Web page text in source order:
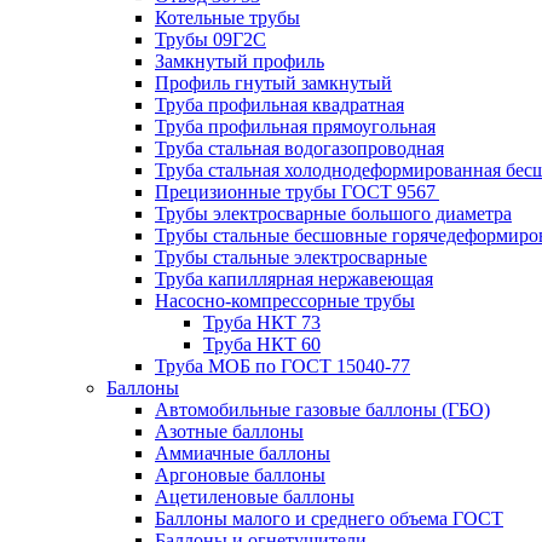
Котельные трубы
Трубы 09Г2С
Замкнутый профиль
Профиль гнутый замкнутый
Труба профильная квадратная
Труба профильная прямоугольная
Труба стальная водогазопроводная
Труба стальная холоднодеформированная
Прецизионные трубы ГОСТ 9567
Трубы электросварные большого диаметра
Трубы стальные бесшовные
Трубы стальные электросварные
Труба капиллярная нержавеющая
Насосно-компрессорные трубы
Труба НКТ 73
Труба НКТ 60
Труба МОБ по ГОСТ 15040-77
Баллоны
Автомобильные газовые баллоны (ГБО)
Азотные баллоны
Аммиачные баллоны
Аргоновые баллоны
Ацетиленовые баллоны
Баллоны малого и среднего объема ГОСТ